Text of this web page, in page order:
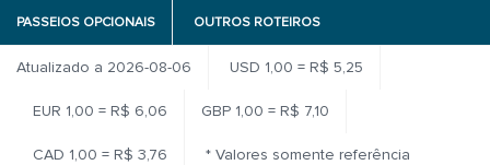
PASSEIOS OPCIONAIS OUTROS ROTEIROS
Atualizado a 2026-08-06 USD 1,00 = R$ 5,25
EUR 1,00 = R$ 6,06 GBP 1,00 = R$ 7,10
CAD 1,00 = R$ 3,76 * Valores somente referência